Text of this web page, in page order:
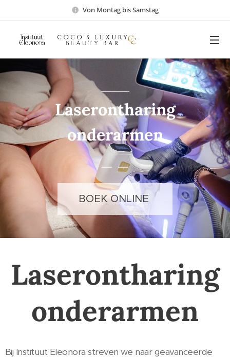
Von Montag bis Samstag
Laserontharing
onderarmen
BOEK ONLINE
Laserontharing
onderarmen
Bij Instituut Eleonora streven we naar geavanceerde